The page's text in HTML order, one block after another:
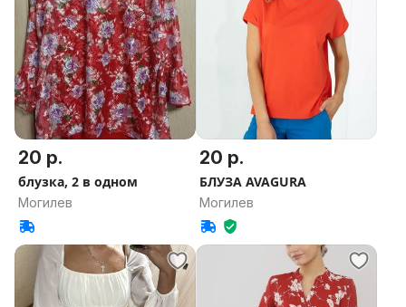
20 р.
блузка, 2 в одном
Могилев
20 р.
БЛУЗА AVAGURA
Могилев